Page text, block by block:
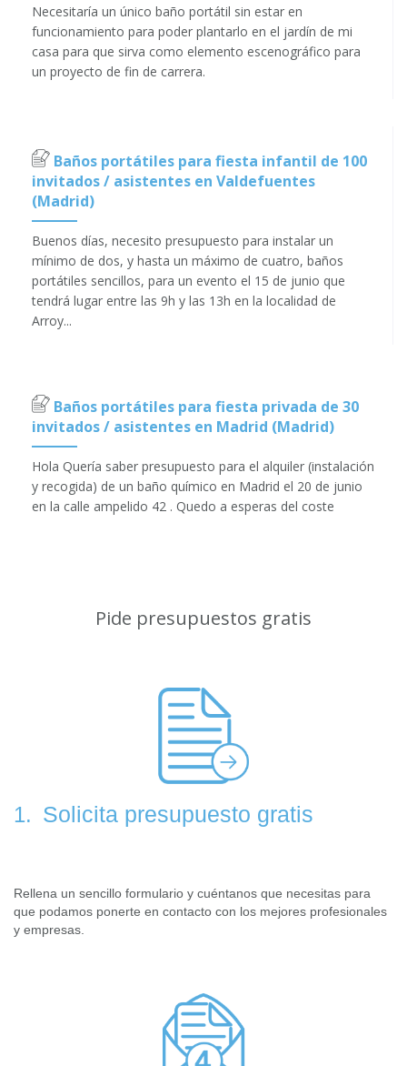
Necesitaría un único baño portátil sin estar en
funcionamiento para poder plantarlo en el jardín de mi
casa para que sirva como elemento escenográfico para
un proyecto de fin de carrera.
Baños portátiles para fiesta infantil de 100
invitados / asistentes en Valdefuentes
(Madrid)
Buenos días, necesito presupuesto para instalar un
mínimo de dos, y hasta un máximo de cuatro, baños
portátiles sencillos, para un evento el 15 de junio que
tendrá lugar entre las 9h y las 13h en la localidad de
Arroy...
Baños portátiles para fiesta privada de 30
invitados / asistentes en Madrid (Madrid)
Hola Quería saber presupuesto para el alquiler (instalación
y recogida) de un baño químico en Madrid el 20 de junio
en la calle ampelido 42 . Quedo a esperas del coste
Pide presupuestos gratis
1. Solicita presupuesto gratis
Rellena un sencillo formulario y cuéntanos que necesitas para
que podamos ponerte en contacto con los mejores profesionales
y empresas.